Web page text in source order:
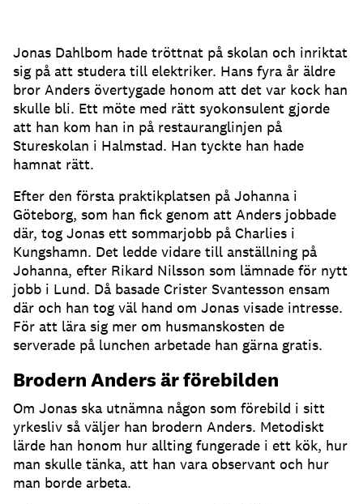
Jonas Dahlbom hade tröttnat på skolan och inriktat
sig på att studera till elektriker. Hans fyra år äldre
bror Anders övertygade honom att det var kock han
skulle bli. Ett möte med rätt syokonsulent gjorde
att han kom han in på restauranglinjen på
Stureskolan i Halmstad. Han tyckte han hade
hamnat rätt.
Efter den första praktikplatsen på Johanna i
Göteborg, som han fick genom att Anders jobbade
där, tog Jonas ett sommarjobb på Charlies i
Kungshamn. Det ledde vidare till anställning på
Johanna, efter Rikard Nilsson som lämnade för nytt
jobb i Lund. Då basade Crister Svantesson ensam
där och han tog väl hand om Jonas visade intresse.
För att lära sig mer om husmanskosten de
serverade på lunchen arbetade han gärna gratis.
Brodern Anders är förebilden
Om Jonas ska utnämna någon som förebild i sitt
yrkesliv så väljer han brodern Anders. Metodiskt
lärde han honom hur allting fungerade i ett kök, hur
man skulle tänka, att han vara observant och hur
man borde arbeta.